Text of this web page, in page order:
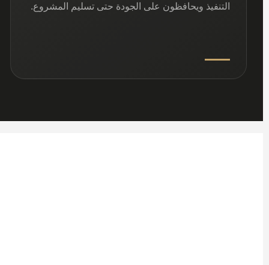
التنفيذ ويحافظون على الجودة حتى تسليم المشروع.